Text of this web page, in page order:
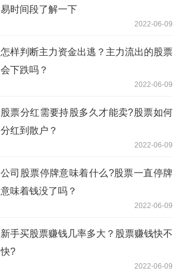
易时间段了解一下
2022-06-09
怎样判断主力资金出逃？主力流出的股票
会下跌吗？
2022-06-09
股票分红需要持股多久才能卖?股票如何
分红到散户？
2022-06-09
公司股票停牌意味着什么?股票一直停牌
意味着钱没了吗？
2022-06-09
新手买股票赚钱几率多大？股票赚钱快不
快?
2022-06-09